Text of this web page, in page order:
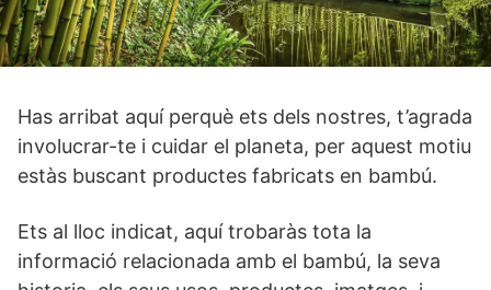
Has arribat aquí perquè ets dels nostres, t’agrada
involucrar-te i cuidar el planeta, per aquest motiu
estàs buscant productes fabricats en bambú.
Ets al lloc indicat, aquí trobaràs tota la
informació relacionada amb el bambú, la seva